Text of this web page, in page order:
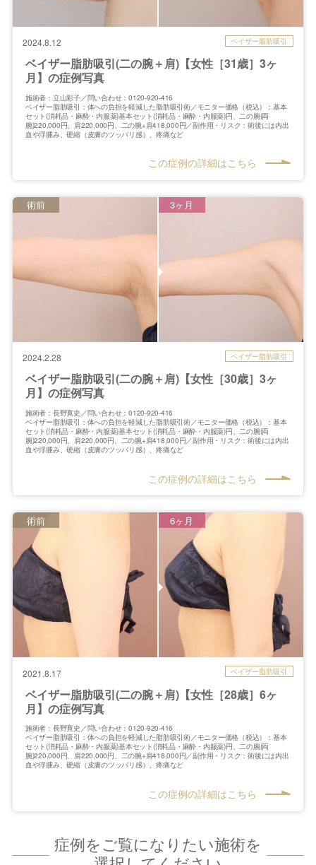
2024.8.12 ベイザー脂肪吸引
ベイザー脂肪吸引(二の腕＋肩)【女性［31歳］3ヶ
月】の症例写真
施術者：立山彩子／問い合わせ：0120-920-416
ベイザー脂肪吸引：体への負担を軽減した脂肪吸引術／モニター価格（税込）：基本
セット(消耗品・麻酔・内服薬)基本セット(消耗品・麻酔・内服薬)円、二の腕(両
腕)220,000円、肩220,000円、二の腕+肩418,000円／副作用・リスク：術後には内出
血や浮腫み、硬縮（皮膚のツッパリ感）、疼痛など
この症例の詳細はこちら
2024.2.28 ベイザー脂肪吸引
ベイザー脂肪吸引(二の腕＋肩)【女性［30歳］3ヶ
月】の症例写真
術前 3ヶ月
施術者：長野寛史／問い合わせ：0120-920-416
ベイザー脂肪吸引：体への負担を軽減した脂肪吸引術／モニター価格（税込）：基本
セット(消耗品・麻酔・内服薬)基本セット(消耗品・麻酔・内服薬)円、二の腕(両
腕)220,000円、肩220,000円、二の腕+肩418,000円／副作用・リスク：術後には内出
血や浮腫み、硬縮（皮膚のツッパリ感）、疼痛など
この症例の詳細はこちら
2021.8.17 ベイザー脂肪吸引
ベイザー脂肪吸引(二の腕＋肩)【女性［28歳］6ヶ
月】の症例写真
術前 6ヶ月
施術者：長野寛史／問い合わせ：0120-920-416
ベイザー脂肪吸引：体への負担を軽減した脂肪吸引術／モニター価格（税込）：基本
セット(消耗品・麻酔・内服薬)基本セット(消耗品・麻酔・内服薬)円、二の腕(両
腕)220,000円、肩220,000円、二の腕+肩418,000円／副作用・リスク：術後には内出
血や浮腫み、硬縮（皮膚のツッパリ感）、疼痛など
この症例の詳細はこちら
症例をご覧になりたい施術を